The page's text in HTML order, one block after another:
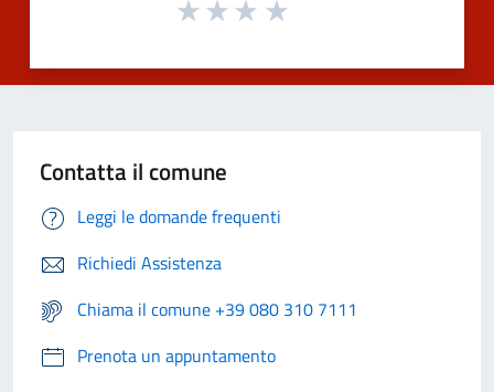
Contatta il comune
Leggi le domande frequenti
Richiedi Assistenza
Chiama il comune +39 080 310 7111
Prenota un appuntamento